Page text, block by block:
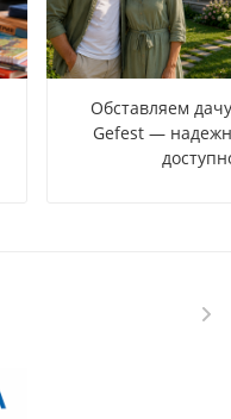
Обставляем
Gefest —